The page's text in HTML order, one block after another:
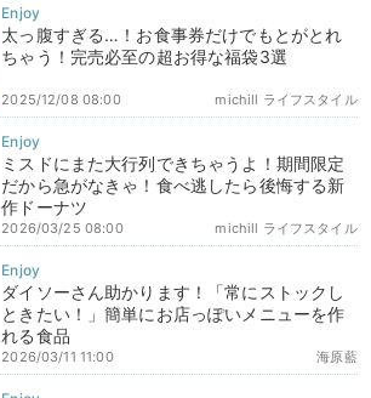
太っ腹すぎる…！お食事券だけでもとがとれ
ちゃう！完売必至の超お得な福袋3選
michill ライフスタイル
2025/12/08 08:00
ミスドにまた大行列できちゃうよ！期間限定
だから急がなきゃ！食べ逃したら後悔する新
作ドーナツ
michill ライフスタイル
2026/03/25 08:00
ダイソーさん助かります！「常にストックし
ときたい！」簡単にお店っぽいメニューを作
れる食品
海原藍
2026/03/11 11:00